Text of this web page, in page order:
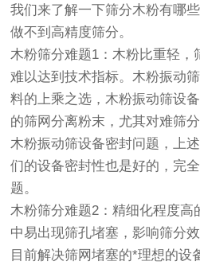
我们来了解一下筛分木粉有哪
做不到高精度筛分。
木粉筛分难题1：木粉比重轻，
难以达到技术指标。木粉振动
料的上乘之选，木粉振动筛设
的筛网分离粉末，尤其对难筛
木粉振动筛设备密封问题，上
们的设备密封性也是好的，完
题。
木粉筛分难题2：精细化程度高
中易出现筛孔堵塞，影响筛分
目前解决筛网堵塞的*理想的设